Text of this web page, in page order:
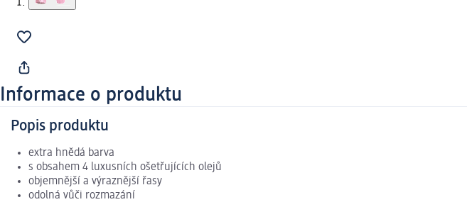
Informace o produktu
Popis produktu
extra hnědá barva
s obsahem 4 luxusních ošetřujících olejů
objemnější a výraznější řasy
odolná vůči rozmazání